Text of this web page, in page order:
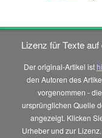
Lizenz für Texte
Der original-Artikel ist
den Autoren des
vorgenommen -
ursprünglichen Quelle
angezeigt. Klicken
Urheber und zur